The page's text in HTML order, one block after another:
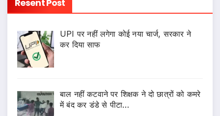
Resent Post
UPI पर नहीं लगेगा कोई नया चार्ज, सरकार ने
कर दिया साफ
बाल नहीं कटवाने पर शिक्षक ने दो छात्रों को कमरे
में बंद कर डंडे से पीटा…